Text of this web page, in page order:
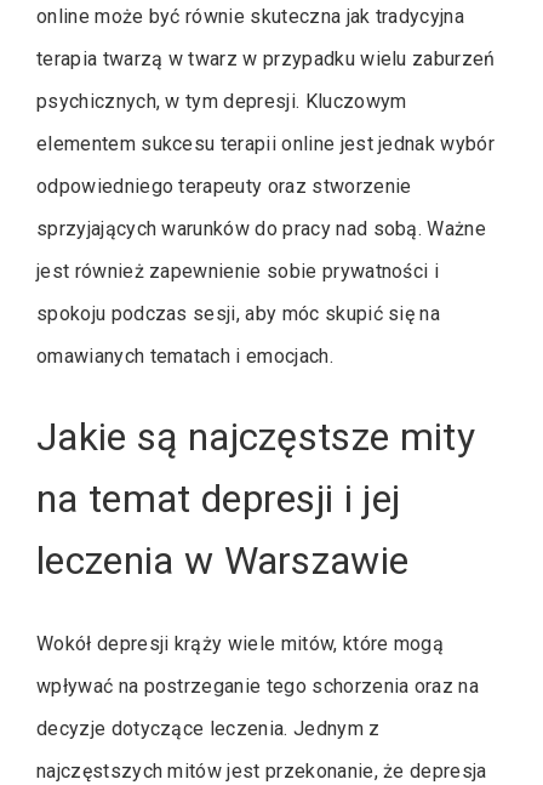
online może być równie skuteczna jak tradycyjna
terapia twarzą w twarz w przypadku wielu zaburzeń
psychicznych, w tym depresji. Kluczowym
elementem sukcesu terapii online jest jednak wybór
odpowiedniego terapeuty oraz stworzenie
sprzyjających warunków do pracy nad sobą. Ważne
jest również zapewnienie sobie prywatności i
spokoju podczas sesji, aby móc skupić się na
omawianych tematach i emocjach.
Jakie są najczęstsze mity
na temat depresji i jej
leczenia w Warszawie
Wokół depresji krąży wiele mitów, które mogą
wpływać na postrzeganie tego schorzenia oraz na
decyzje dotyczące leczenia. Jednym z
najczęstszych mitów jest przekonanie, że depresja